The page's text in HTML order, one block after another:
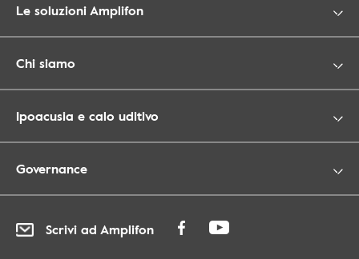
Le soluzioni Amplifon
Chi siamo
Ipoacusia e calo uditivo
Governance
Scrivi ad Amplifon